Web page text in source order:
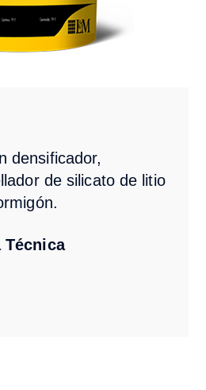
densificador,
de silicato de litio
Técnica